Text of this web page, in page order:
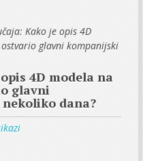
Kako je opis 4D
glavni kompanijski
4D modela na
glavni
dana?